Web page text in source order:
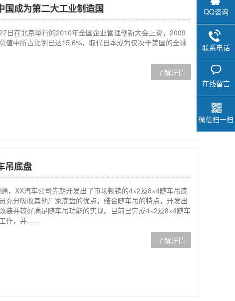
国成为第二大工业制造国
日在北京举行的2010年全国企业管理创新大会上说，2009
值中所占比例已达15.6%，取代日本成为仅次于美国的全球
了解详情
吊底盘
，XX汽车公司先期开发出了市场畅销的4×2及8×4随车吊底
充分吸收其他厂家底盘的优点，结合随车吊的特点，开发出
装并较好满足随车吊功能的实现。目前已完成4×2及8×4随车
作，并...…
了解详情
QQ咨询
联系电话
在线留言
微信扫一扫